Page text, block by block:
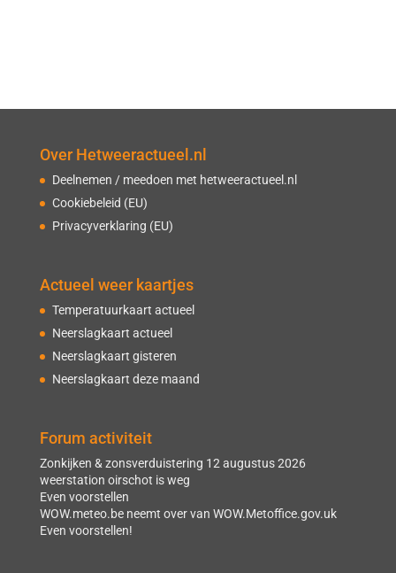
Over Hetweeractueel.nl
Deelnemen / meedoen met hetweeractueel.nl
Cookiebeleid (EU)
Privacyverklaring (EU)
Actueel weer kaartjes
Temperatuurkaart actueel
Neerslagkaart actueel
Neerslagkaart gisteren
Neerslagkaart deze maand
Forum activiteit
Zonkijken & zonsverduistering 12 augustus 2026
weerstation oirschot is weg
Even voorstellen
WOW.meteo.be neemt over van WOW.Metoffice.gov.uk
Even voorstellen!